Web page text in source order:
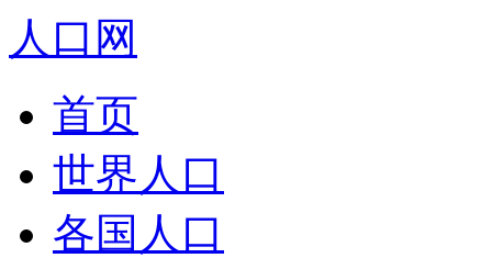
人口网
首页
世界人口
各国人口